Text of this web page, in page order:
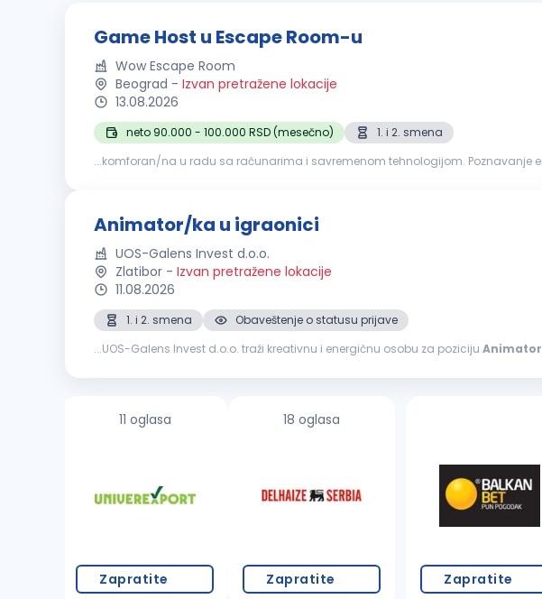
Game Host u Escape Room-u
Wow Escape Room
Beograd - Izvan pretražene lokacije
13.08.2026
neto 90.000 - 100.000 RSD (mesečno)
1. i 2. smena
...komforan/na u radu sa računarima i savremenom tehnologijom. Poznavanje engleskog jezika je velika prednost, jer očekujemo značajan broj međunarodnih gostiju. Prednost je i
Animator/ka u igraonici
UOS-Galens Invest d.o.o.
Zlatibor - Izvan pretražene lokacije
11.08.2026
1. i 2. smena
Obaveštenje o statusu prijave
...UOS-Galens Invest d.o.o. traži kreativnu i energičnu osobu za poziciju Animator
11 oglasa
Zapratite
18 oglasa
Zapratite Zapratite